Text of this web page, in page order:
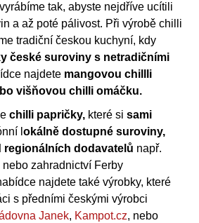
c
í
p
r
v
k
v
ý
p
i
s
u
tak, abyste nejdříve ucítili
a až poté pálivost. Při výrobě chilli
tradiční českou kuchyní, kdy
české suroviny s netradičními
najdete mangovou chillli
višňovou chilli omáčku.
chilli papričky, které si sami
l okálně dostupné suroviny,
regionálních dodavatelů např.
zahradnictví Ferby
najdete také výrobky, které
s předními českými výrobci
Janek, Kampot.cz, nebo